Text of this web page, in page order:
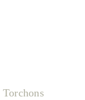
Torchons